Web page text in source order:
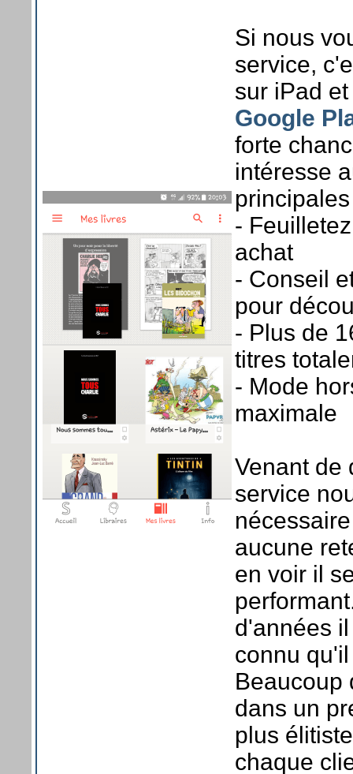
Si nous
service,
sur iPad
Google
forte
intéresse
-
achat
- Conseil
pour
- Plus de
titres
- Mode
maximale
Venant de
service
aucune
en voir il
d'années
connu
Beaucoup
dans un
plus
chaque